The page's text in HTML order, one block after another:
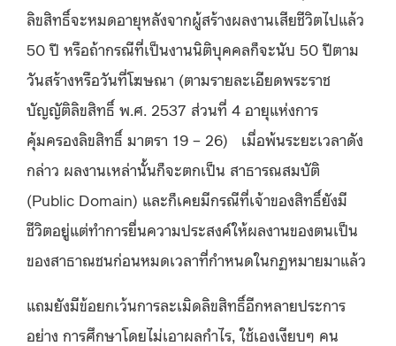
ลิขสิทธิ์จะหมดอายุหลังจากผู้สร้างผลงานเสียชีวิตไปแล้ว
50 ปี หรือถ้ากรณีที่เป็นงานนิติบุคคลก็จะนับ 50 ปีตาม
วันสร้างหรือวันที่โฆษณา (ตามรายละเอียดพระราช
บัญญัติลิขสิทธิ์ พ.ศ. 2537 ส่วนที่ 4 อายุแห่งการ
คุ้มครองลิขสิทธิ์ มาตรา 19 – 26) เมื่อพ้นระยะเวลาดัง
กล่าว ผลงานเหล่านั้นก็จะตกเป็น สาธารณสมบัติ
(Public Domain) และก็เคยมีกรณีที่เจ้าของสิทธิ์ยังมี
ชีวิตอยู่แต่ทำการยื่นความประสงค์ให้ผลงานของตนเป็น
ของสาธาณชนก่อนหมดเวลาที่กำหนดในกฏหมายมาแล้ว
แถมยังมีข้อยกเว้นการละเมิดลิขสิทธิ์อีกหลายประการ
อย่าง การศึกษาโดยไม่เอาผลกำไร, ใช้เองเงียบๆ คน